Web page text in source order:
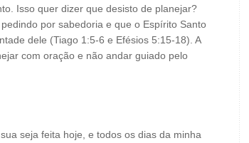
Isso quer dizer que desisto de planejar?
por sabedoria e que o Espírito Santo
dele (Tiago 1:5-6 e Efésios 5:15-18). A
com oração e não andar guiado pelo
seja feita hoje, e todos os dias da minha